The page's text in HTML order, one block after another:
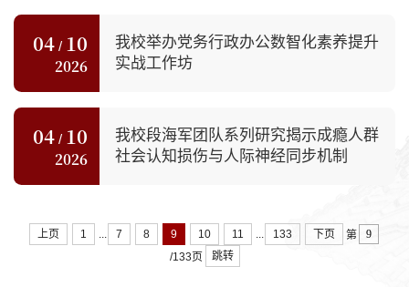
04/ 10
2026
我校举办党务行政办公数智化素养提升
实战工作坊
04/ 10
2026
我校段海军团队系列研究揭示成瘾人群
社会认知损伤与人际神经同步机制
上页 1 7 8 9 10 11 133 下页
第
/133页
跳转